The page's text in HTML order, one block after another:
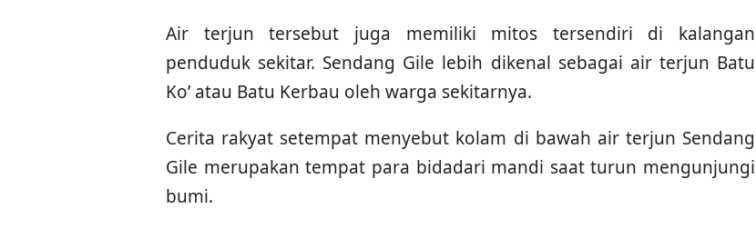
Air terjun tersebut juga memiliki mitos tersendiri di kalangan
penduduk sekitar. Sendang Gile lebih dikenal sebagai air terjun Batu
Ko’ atau Batu Kerbau oleh warga sekitarnya.
Cerita rakyat setempat menyebut kolam di bawah air terjun Sendang
Gile merupakan tempat para bidadari mandi saat turun mengunjungi
bumi.